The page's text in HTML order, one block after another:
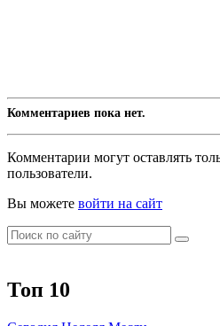
Комментариев пока нет.
Комментарии могут оставлять
пользователи.
Вы можете войти на сайт
Топ 10